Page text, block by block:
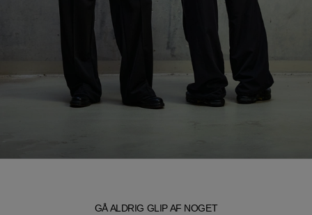
GÅ ALDRIG GLIP AF NOGET